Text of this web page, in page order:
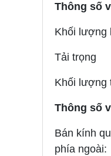
Thông số
Khối lượng
Tải trọng
Khối lượng
Thông số
Bán kính
phía ngoài: